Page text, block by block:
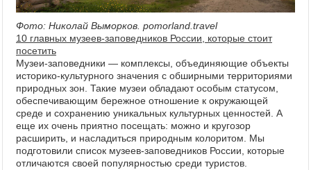
Фото: Николай Выморков. pomorland.travel
10 главных музеев-заповедников России, которые стоит
посетить
Музеи-заповедники — комплексы, объединяющие объекты
историко-культурного значения с обширными территориями
природных зон. Такие музеи обладают особым статусом,
обеспечивающим бережное отношение к окружающей
среде и сохранению уникальных культурных ценностей. А
еще их очень приятно посещать: можно и кругозор
расширить, и насладиться природным колоритом. Мы
подготовили список музеев-заповедников России, которые
отличаются своей популярностью среди туристов.